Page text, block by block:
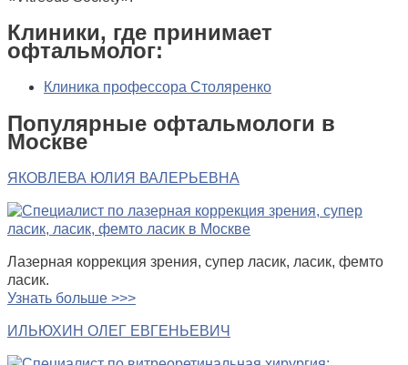
Клиники, где принимает
офтальмолог:
Клиника профессора Столяренко
Популярные офтальмологи в
Москве
ЯКОВЛЕВА ЮЛИЯ ВАЛЕРЬЕВНА
Лазерная коррекция зрения, супер ласик, ласик, фемто
ласик.
Узнать больше >>>
ИЛЬЮХИН ОЛЕГ ЕВГЕНЬЕВИЧ